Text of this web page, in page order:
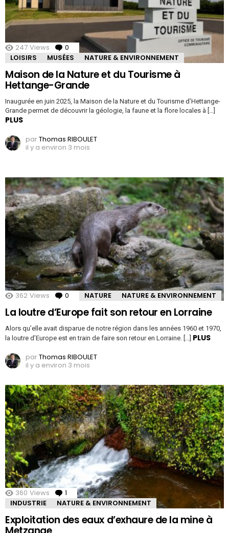
247 Views 0
Comments
LOISIRS
MUSÉES NATURE & ENVIRONNEMENT
Maison de la Nature et du Tourisme à
Hettange-Grande
Inaugurée en juin 2025, la Maison de la Nature et du Tourisme d’Hettange-
Grande permet de découvrir la géologie, la faune et la flore locales à […]
PLUS
parThomas RIBOULET
il y a environ 3 mois
362 Views 0 Comments
NATURE NATURE & ENVIRONNEMENT
La loutre d’Europe fait son retour en Lorraine
Alors qu’elle avait disparue de notre région dans les années 1960 et 1970,
la loutre d’Europe est en train de faire son retour en Lorraine. […] PLUS
parThomas RIBOULET
il y a environ 3 mois
360 Views 1
Comment
INDUSTRIE
NATURE & ENVIRONNEMENT
Exploitation des eaux d’exhaure de la mine à